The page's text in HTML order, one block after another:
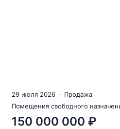
29 июля 2026
Продажа
Помещения свободного
150 000 000 ₽